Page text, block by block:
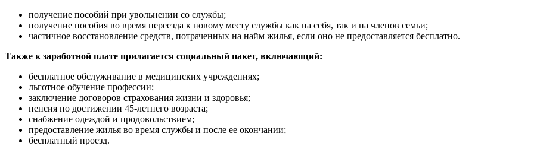
получение пособий при увольнении со службы;
получение пособия во время переезда к новому месту службы как на себя, так и на членов семьи;
частичное восстановление средств, потраченных на найм жилья, если оно не предоставляется бесплатно.
Также к заработной плате прилагается социальный пакет, включающий:
бесплатное обслуживание в медицинских учреждениях;
льготное обучение профессии;
заключение договоров страхования жизни и здоровья;
пенсия по достижении 45-летнего возраста;
снабжение одеждой и продовольствием;
предоставление жилья во время службы и после ее окончании;
бесплатный проезд.